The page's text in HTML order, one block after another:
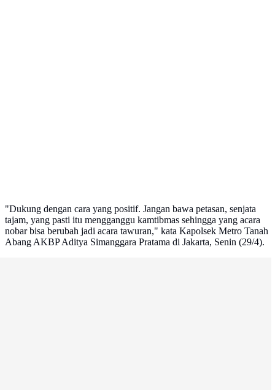
"Dukung dengan cara yang positif. Jangan bawa petasan, senjata
tajam, yang pasti itu mengganggu kamtibmas sehingga yang acara
nobar bisa berubah jadi acara tawuran," kata Kapolsek Metro Tanah
Abang AKBP Aditya Simanggara Pratama di Jakarta, Senin (29/4).